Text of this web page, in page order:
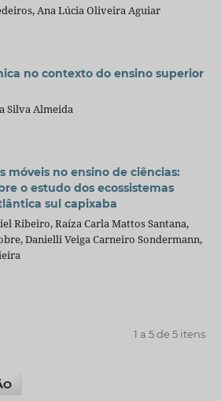
Ana Lúcia Oliveira Aguiar
no contexto do ensino superior
Silva Almeida
móveis no ensino de ciências:
o estudo dos ecossistemas
sul capixaba
Ribeiro, Raíza Carla Mattos Santana,
Danielli Veiga Carneiro Sondermann,
1 a 5 de 5 itens